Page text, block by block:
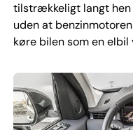
tilstrækkeligt langt hen
uden at
køre bilen som en elbil